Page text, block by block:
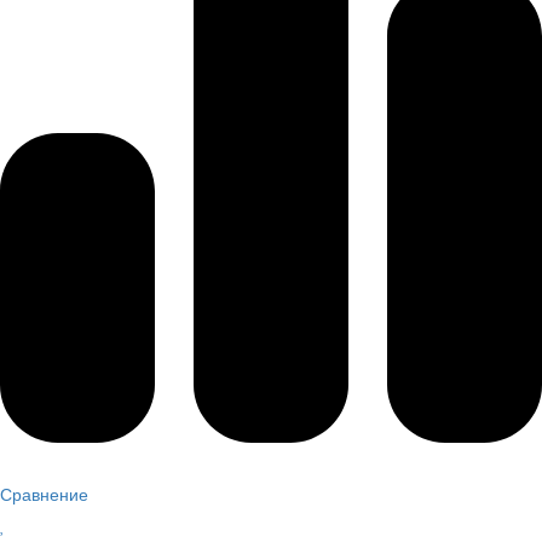
Сравнение